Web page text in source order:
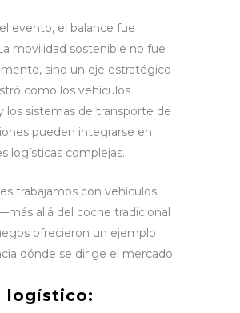
evento, el balance fue
movilidad sostenible no fue
sino un eje estratégico
cómo los vehículos
los sistemas de transporte de
pueden integrarse en
logísticas complejas.
trabajamos con vehículos
allá del coche tradicional
ofrecieron un ejemplo
dónde se dirige el mercado.
logístico: